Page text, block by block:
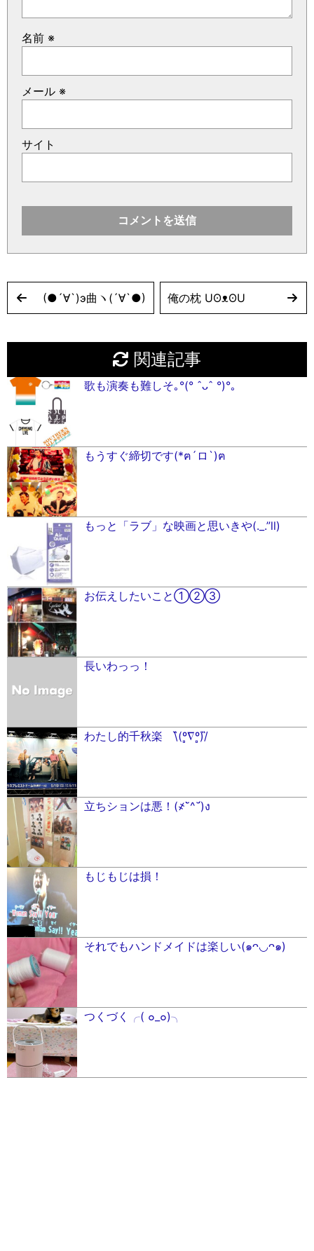
名前 ※
メール ※
サイト
(●´∀`)э曲ヽ(´∀`●) 俺の枕 UʘᴥʘU
関連記事
歌も演奏も難しそ｡°(° ˆᴗˆ °)°｡
もうすぐ締切です(*ฅ´ロ`)ฅ
もっと「ラブ」な映画と思いきや(._.”ll)
お伝えしたいこと①②③
長いわっっ！
わたし的千秋楽 \̏(º̻∇º̻)/̋
立ちションは悪！(҂˘̀^˘́)ง
もじもじは損！
それでもハンドメイドは楽しい(๑ᴖ◡ᴖ๑)
つくづく╭( ๐_๐)╮